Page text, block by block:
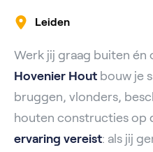
Leiden
Werk jij graag buiten én
Hovenier Hout bouw je
bruggen, vlonders,
houten constructies op
ervaring vereist: als jij